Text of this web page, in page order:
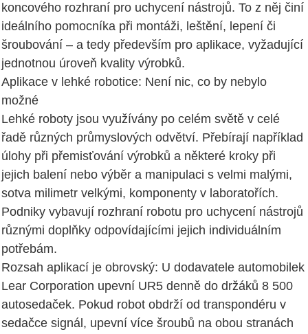
koncového rozhraní pro uchycení nástrojů. To z něj činí
ideálního pomocníka při montáži, leštění, lepení či
šroubování – a tedy především pro aplikace, vyžadující
jednotnou úroveň kvality výrobků.
Aplikace v lehké robotice: Není nic, co by nebylo
možné
Lehké roboty jsou využívány po celém světě v celé
řadě různých průmyslových odvětví. Přebírají například
úlohy při přemisťování výrobků a některé kroky při
jejich balení nebo výběr a manipulaci s velmi malými,
sotva milimetr velkými, komponenty v laboratořích.
Podniky vybavují rozhraní robotu pro uchycení nástrojů
různými doplňky odpovídajícími jejich individuálním
potřebám.
Rozsah aplikací je obrovský: U dodavatele automobilek
Lear Corporation upevní UR5 denně do držáků 8 500
autosedaček. Pokud robot obdrží od transpondéru v
sedačce signál, upevní více šroubů na obou stranách